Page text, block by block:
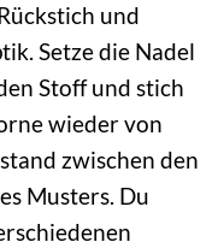
und
Setze die Nadel
Stoff und stich
wieder von
zwischen den
Musters. Du